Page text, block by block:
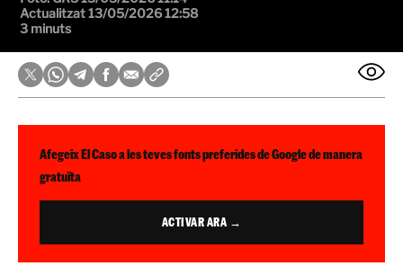
Actualitzat 13/05/2026 12:58
3 minuts
Afegeix El Caso a les teves fonts preferides de Google de manera
gratuïta
ACTIVAR ARA →